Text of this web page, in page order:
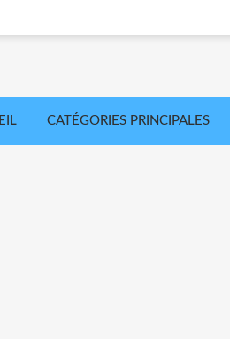
CATÉGORIES PRINCIPALES